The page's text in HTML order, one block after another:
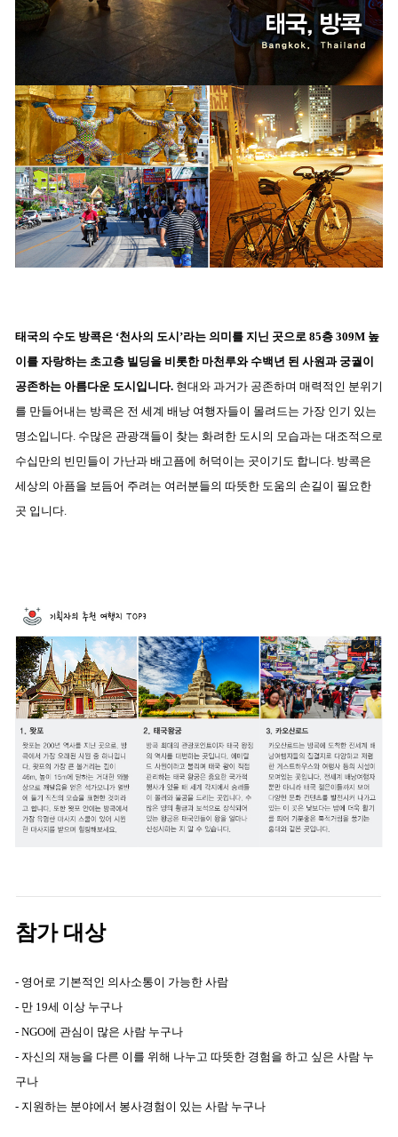
태국의 수도 방콕은 ‘천사의 도시’라는 의미를 지닌 곳으로 85층 309M 높
이를 자랑하는 초고층 빌딩을 비롯한 마천루와 수백년 된 사원과 궁궐이
공존하는 아름다운 도시입니다. 현대와 과거가 공존하며 매력적인 분위기
를 만들어내는 방콕은 전 세계 배낭 여행자들이 몰려드는 가장 인기 있는
명소입니다. 수많은 관광객들이 찾는 화려한 도시의 모습과는 대조적으로
수십만의 빈민들이 가난과 배고픔에 허덕이는 곳이기도 합니다. 방콕은
세상의 아픔을 보듬어 주려는 여러분들의 따뜻한 도움의 손길이 필요한
곳 입니다.
참가 대상
- 영어로 기본적인 의사소통이 가능한 사람
- 만 19세 이상 누구나
- NGO에 관심이 많은 사람 누구나
- 자신의 재능을 다른 이를 위해 나누고 따뜻한 경험을 하고 싶은 사람 누
구나
- 지원하는 분야에서 봉사경험이 있는 사람 누구나